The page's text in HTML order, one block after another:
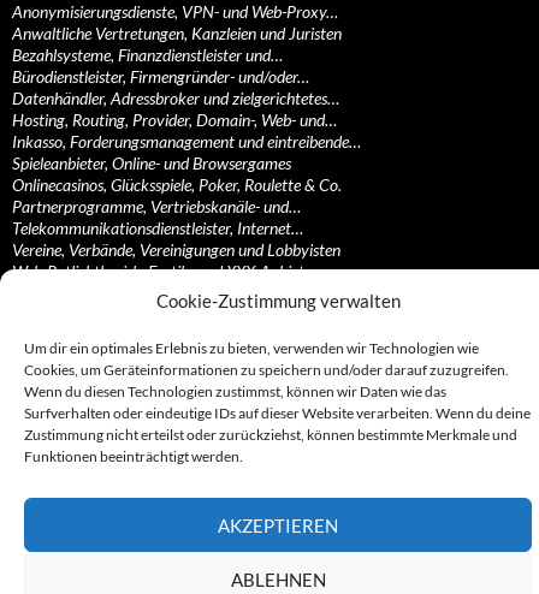
Cookie-Zustimmung verwalten
Um dir ein optimales Erlebnis zu bieten, verwenden wir Technologien wie
Cookies, um Geräteinformationen zu speichern und/oder darauf zuzugreifen.
Wenn du diesen Technologien zustimmst, können wir Daten wie das
Surfverhalten oder eindeutige IDs auf dieser Website verarbeiten. Wenn du deine
Zustimmung nicht erteilst oder zurückziehst, können bestimmte Merkmale und
Funktionen beeinträchtigt werden.
AKZEPTIEREN
ABLEHNEN
Anonymisierungsdienste, VPN- und Web-Proxy…
Anwaltliche Vertretungen, Kanzleien und Juristen
Bezahlsysteme, Finanzdienstleister und…
Bürodienstleister, Firmengründer- und/oder…
Datenhändler, Adressbroker und zielgerichtetes…
Hosting, Routing, Provider, Domain-, Web- und…
Inkasso, Forderungsmanagement und eintreibende…
Spieleanbieter, Online- und Browsergames
Onlinecasinos, Glücksspiele, Poker, Roulette & Co.
Partnerprogramme, Vertriebskanäle- und…
Telekommunikationsdienstleister, Internet…
Vereine, Verbände, Vereinigungen und Lobbyisten
Web-Rotlichtbezirk, Erotik- und XXX-Anbieter
Sonstige Dienstleister, Profiteure und Kooperationen
© 2007 - 2026 by Abzocknews.de